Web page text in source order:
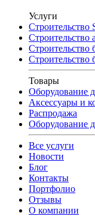
Услуги
Строительство
Строительство
Строительство
Строительство
Товары
Оборудование
Аксессуары и
Распродажа
Оборудование
Все услуги
Новости
Блог
Контакты
Портфолио
Отзывы
О компании